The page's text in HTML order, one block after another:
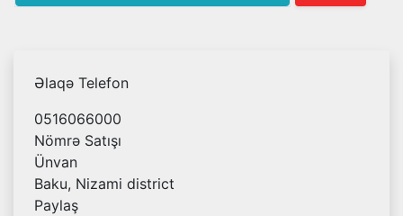
Əlaqə Telefon
0516066000
Nömrə Satışı
Ünvan
Baku, Nizami district
Paylaş